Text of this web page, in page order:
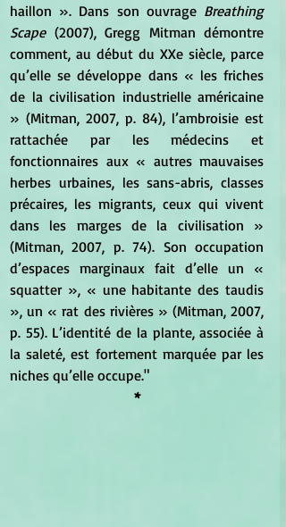
haillon ». Dans son ouvrage Breathing
Scape (2007), Gregg Mitman démontre
comment, au début du XXe siècle, parce
qu’elle se développe dans « les friches
de la civilisation industrielle américaine
» (Mitman, 2007, p. 84), l’ambroisie est
rattachée par les médecins et
fonctionnaires aux « autres mauvaises
herbes urbaines, les sans-abris, classes
précaires, les migrants, ceux qui vivent
dans les marges de la civilisation »
(Mitman, 2007, p. 74). Son occupation
d’espaces marginaux fait d’elle un «
squatter », « une habitante des taudis
», un « rat des rivières » (Mitman, 2007,
p. 55). L’identité de la plante, associée à
la saleté, est fortement marquée par les
niches qu’elle occupe."
*